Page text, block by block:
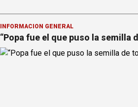
INFORMACION GENERAL
“Popa fue el que puso la semilla